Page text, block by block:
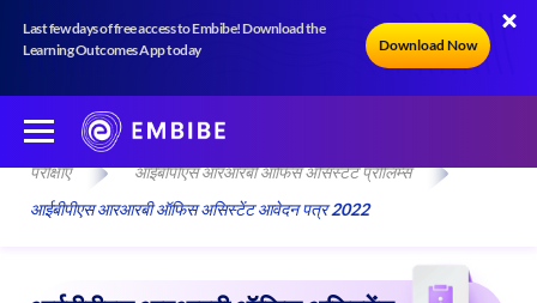
Last few days of free access to Embibe! Download the
Learning Outcomes App today
Download Now
परीक्षाएँ
आईबीपीएस आरआरबी ऑफिस असिस्टेंट प्रीलिम्स
आईबीपीएस आरआरबी ऑफिस असिस्टेंट आवेदन पत्र 2022